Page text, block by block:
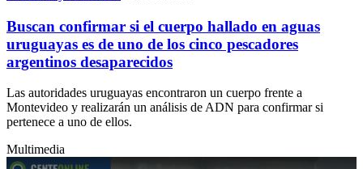
Buscan confirmar si el cuerpo hallado en aguas
uruguayas es de uno de los cinco pescadores
argentinos desaparecidos
Las autoridades uruguayas encontraron un cuerpo frente a
Montevideo y realizarán un análisis de ADN para confirmar si
pertenece a uno de ellos.
Multimedia